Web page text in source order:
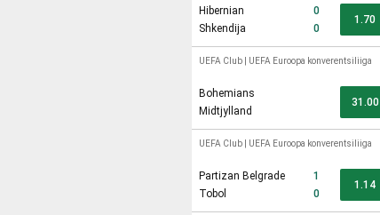
Hibernian
Shkendija
0
0
1.70
UEFA Club UEFA Euroopa konverentsiliiga
Bohemians
Midtjylland
31.00
UEFA Club UEFA Euroopa konverentsiliiga
Partizan Belgrade
Tobol
1
0
1.14